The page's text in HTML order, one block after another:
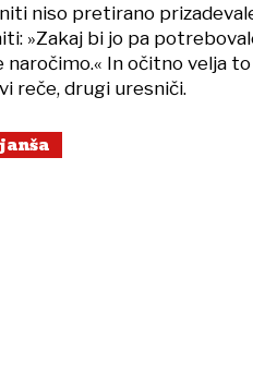
niso pretirano
»Zakaj bi jo pa
In očitno velja
reče, drugi uresniči.